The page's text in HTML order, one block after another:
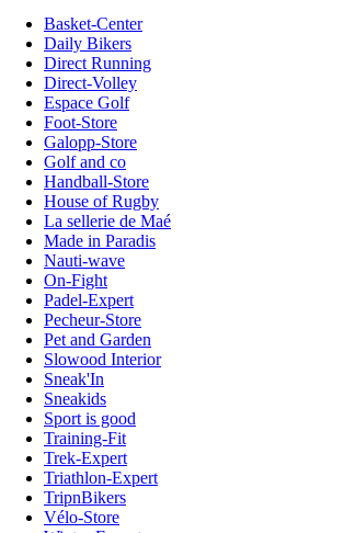
Basket-Center
Daily Bikers
Direct Running
Direct-Volley
Espace Golf
Foot-Store
Galopp-Store
Golf and co
Handball-Store
House of Rugby
La sellerie de Maé
Made in Paradis
Nauti-wave
On-Fight
Padel-Expert
Pecheur-Store
Pet and Garden
Slowood Interior
Sneak'In
Sneakids
Sport is good
Training-Fit
Trek-Expert
Triathlon-Expert
TripnBikers
Vélo-Store